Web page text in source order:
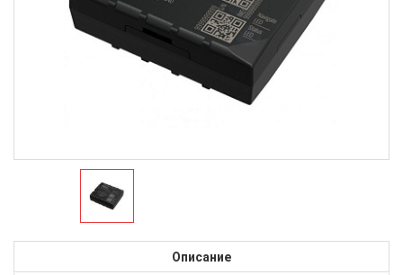
Описание